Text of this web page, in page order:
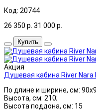
Код: 20744
26 350 р. 31 000 р.
Купить
Акция
Душевая кабина River
По длине и ширине, см:
Высота, см: 210;
Высота поддона, см: 15